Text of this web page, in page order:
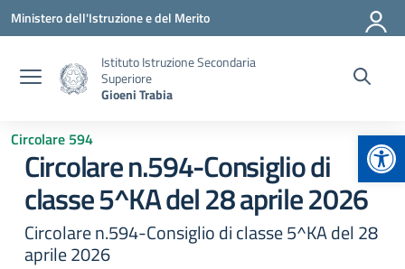
Vai ai contenuti
Vai al menu di navigazione
Vai al footer
Ministero dell'Istruzione e del Merito
Istituto Istruzione Secondaria
Superiore
Gioeni Trabia
Circolare 594
Circolare n.594-Consiglio di
classe 5^KA del 28 aprile 2026
Circolare n.594-Consiglio di classe 5^KA del 28
aprile 2026